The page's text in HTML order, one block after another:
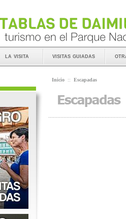
la visita visitas guiadas
Inicio :: Escapadas